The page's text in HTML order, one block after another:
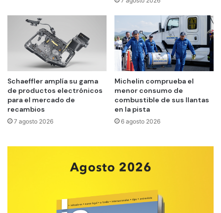
Schaeffler amplía su gama
de productos electrónicos
para el mercado de
recambios
7 agosto 2026
Michelin comprueba el
menor consumo de
combustible de sus llantas
en la pista
6 agosto 2026